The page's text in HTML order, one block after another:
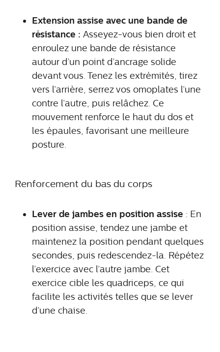
Extension assise avec une bande de
résistance : Asseyez-vous bien droit et
enroulez une bande de résistance
autour d’un point d’ancrage solide
devant vous. Tenez les extrémités, tirez
vers l’arrière, serrez vos omoplates l’une
contre l’autre, puis relâchez. Ce
mouvement renforce le haut du dos et
les épaules, favorisant une meilleure
posture.
Renforcement du bas du corps
Lever de jambes en position assise : En
position assise, tendez une jambe et
maintenez la position pendant quelques
secondes, puis redescendez-la. Répétez
l’exercice avec l’autre jambe. Cet
exercice cible les quadriceps, ce qui
facilite les activités telles que se lever
d’une chaise.